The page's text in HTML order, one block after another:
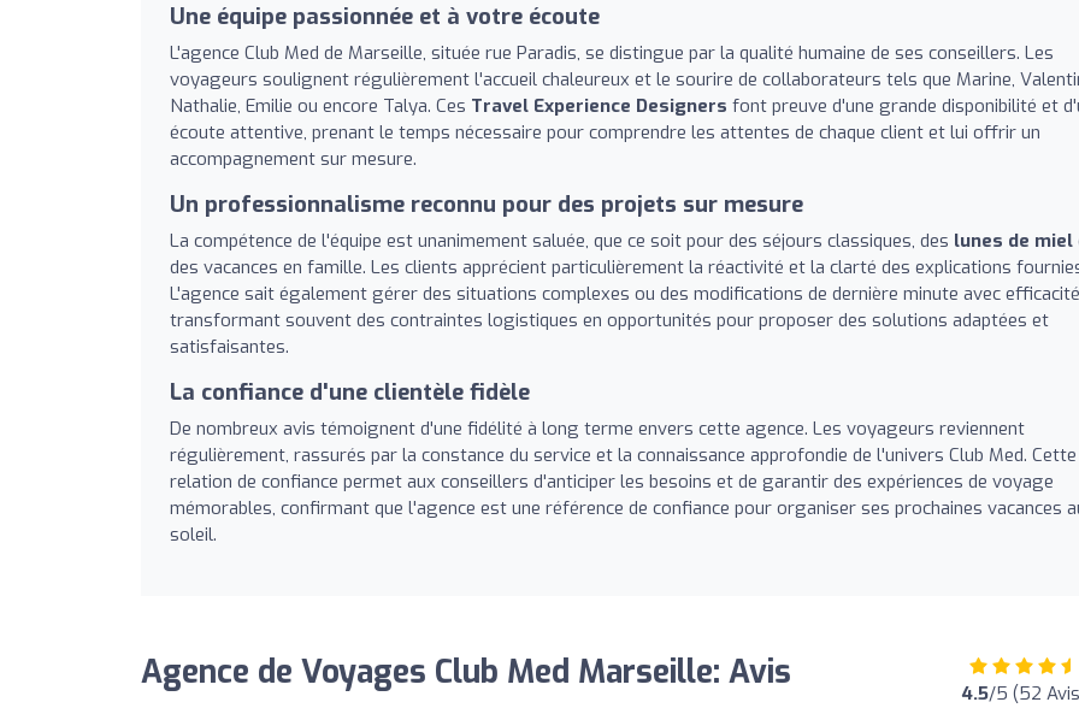
Une équipe passionnée et à votre écoute
L'agence Club Med de Marseille, située rue Paradis, se distingue par la qualité humaine de ses conseillers. Les
voyageurs soulignent régulièrement l'accueil chaleureux et le sourire de collaborateurs tels que Marine,
Nathalie, Emilie ou encore Talya. Ces Travel Experience Designers font preuve d'une grande disponibilité et
écoute attentive, prenant le temps nécessaire pour comprendre les attentes de chaque client et lui offrir un
accompagnement sur mesure.
Un professionnalisme reconnu pour des projets sur mesure
La compétence de l'équipe est unanimement saluée, que ce soit pour des séjours classiques, des lunes de miel
des vacances en famille. Les clients apprécient particulièrement la réactivité et la clarté des explications
L'agence sait également gérer des situations complexes ou des modifications de dernière minute avec
transformant souvent des contraintes logistiques en opportunités pour proposer des solutions adaptées et
satisfaisantes.
La confiance d'une clientèle fidèle
De nombreux avis témoignent d'une fidélité à long terme envers cette agence. Les voyageurs reviennent
régulièrement, rassurés par la constance du service et la connaissance approfondie de l'univers Club Med. Cette
relation de confiance permet aux conseillers d'anticiper les besoins et de garantir des expériences de voyage
mémorables, confirmant que l'agence est une référence de confiance pour organiser ses prochaines vacances
soleil.
Agence de Voyages Club Med Marseille: Avis 4.5/5 (52